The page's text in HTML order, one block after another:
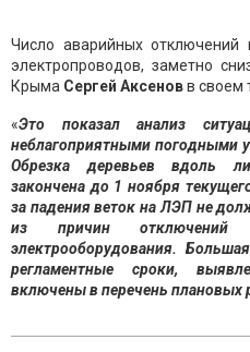
Число аварийных
электропроводов, заметно
Крыма Сергей Аксеновв своем
«Это показал анализ
неблагоприятными погодными
Обрезка деревьев вдоль
закончена до 1 ноября
за падения веток на ЛЭП не
из причин отключений
электрооборудования.
регламентные сроки,
включены в перечень плановых